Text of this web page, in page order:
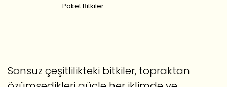
Paket Bitkiler
Sonsuz çeşitlilikteki bitkiler, topraktan